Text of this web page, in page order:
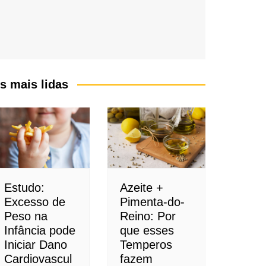
mais lidas
Estudo:
Excesso de
Peso na
Infância pode
Iniciar Dano
Cardiovascul
Azeite +
Pimenta-do-
Reino: Por
que esses
Temperos
fazem